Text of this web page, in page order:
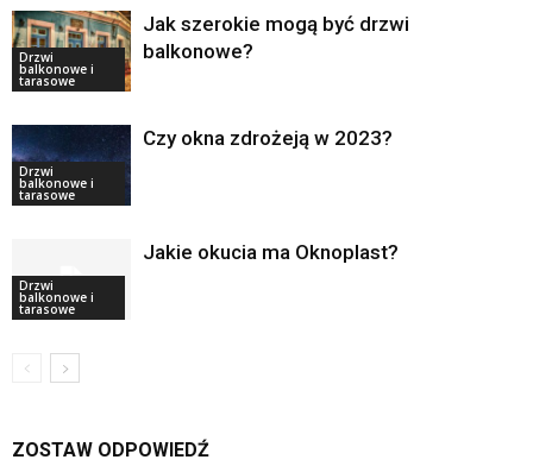
Drzwi
balkonowe i
tarasowe
Jak szerokie mogą być drzwi
balkonowe?
Drzwi
balkonowe i
tarasowe
Czy okna zdrożeją w 2023?
Drzwi
balkonowe i
tarasowe
Jakie okucia ma Oknoplast?
ZOSTAW ODPOWIEDŹ